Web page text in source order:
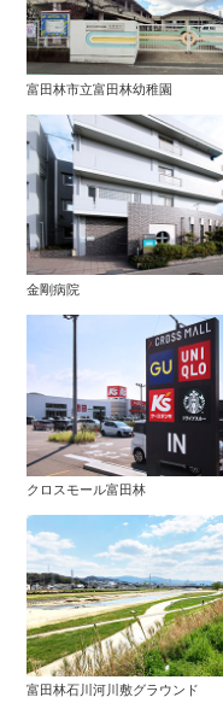
富田林市立富田林幼稚園
金剛病院
クロスモール富田林
富田林石川河川敷グラウンド